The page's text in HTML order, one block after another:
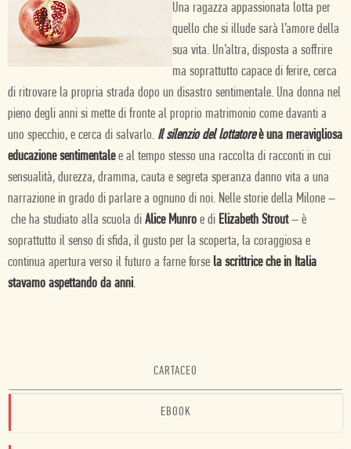
Una ragazza appassionata lotta per
quello che si illude sarà l’amore della
sua vita. Un’altra, disposta a soffrire
ma soprattutto capace di ferire, cerca
di ritrovare la propria strada dopo un disastro sentimentale. Una donna nel
pieno degli anni si mette di fronte al proprio matrimonio come davanti a
uno specchio, e cerca di salvarlo. Il silenzio del lottatoreè una meravigliosa
educazione sentimentalee al tempo stesso una raccolta di racconti in cui
sensualità, durezza, dramma, cauta e segreta speranza danno vita a una
narrazione in grado di parlare a ognuno di noi. Nelle storie della Milone –
che ha studiato alla scuola di Alice Munro e di Elizabeth Strout– è
soprattutto il senso di sfida, il gusto per la scoperta, la coraggiosa e
continua apertura verso il futuro a farne forse la scrittrice che in Italia
stavamo aspettando da anni.
CARTACEO
EBOOK